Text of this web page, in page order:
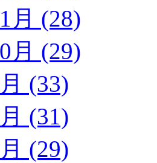
月 (28)
月 (29)
(33)
(31)
(29)